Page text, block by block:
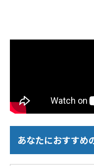
あなたにおすすめ